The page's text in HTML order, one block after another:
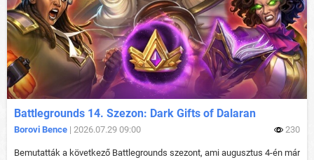
Battlegrounds 14. Szezon: Dark Gifts of Dalaran
Borovi Bence | 2026.07.29 09:00 230
Bemutatták a következő Battlegrounds szezont, ami augusztus 4-én már